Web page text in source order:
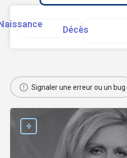
Décès
Signaler une erreur ou un bug